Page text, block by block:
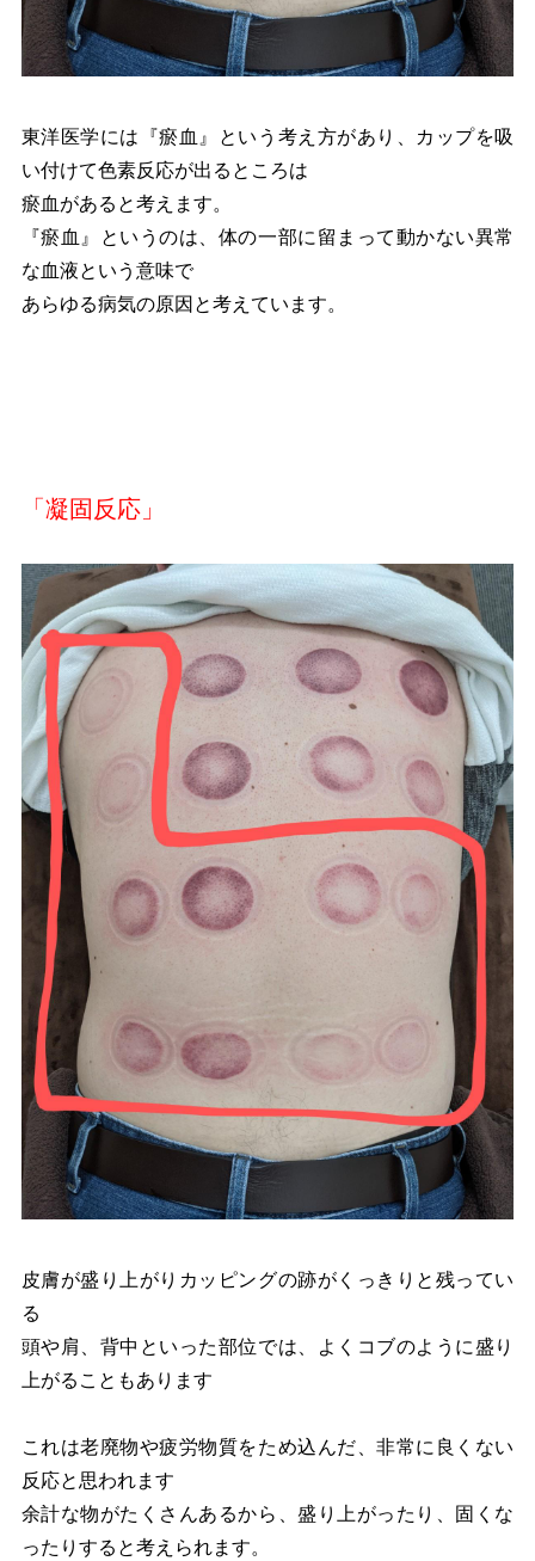
東洋医学には『瘀血』という考え方があり、カップを吸
い付けて色素反応が出るところは
瘀血があると考えます。
『瘀血』というのは、体の一部に留まって動かない異常
な血液という意味で
あらゆる病気の原因と考えています。
「凝固反応」
皮膚が盛り上がりカッピングの跡がくっきりと残ってい
る
頭や肩、背中といった部位では、よくコブのように盛り
上がることもあります
これは老廃物や疲労物質をため込んだ、非常に良くない
反応と思われます
余計な物がたくさんあるから、盛り上がったり、固くな
ったりすると考えられます。